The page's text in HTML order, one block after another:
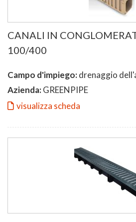
CANALI IN
100/400
Campo d'impiego:drenaggio
Azienda:GREENPIPE
visualizza scheda